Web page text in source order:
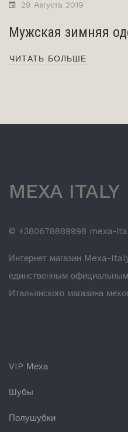
29 Августа 2019
Мужская зимняя
ЧИТАТЬ БОЛЬШЕ
MEXA ITALY
© +380678889998 mexa-
Интернет магазин Mexa-
единственным
Итальянского магазина
VIP Меха
Шубы
Полушубки